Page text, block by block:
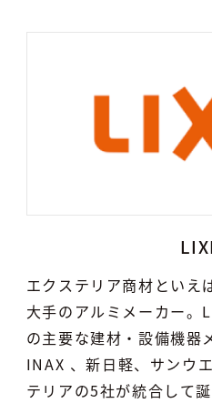
エクステリア商材といえ
大手のアルミメーカー
の主要な建材・設備機器
INAX 、新日軽、サンウ
テリアの5社が統合して誕